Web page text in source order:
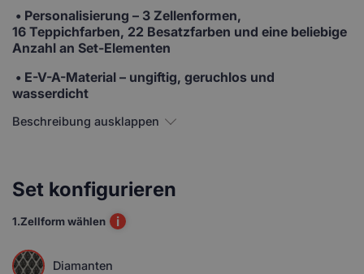
• Personalisierung – 3 Zellenformen,
16 Teppichfarben, 22 Besatzfarben und eine beliebige
Anzahl an Set-Elementen
• E-V-A-Material – ungiftig, geruchlos und
wasserdicht
Beschreibung ausklappen
Set konfigurieren
1.Zellform wählen i
Diamanten